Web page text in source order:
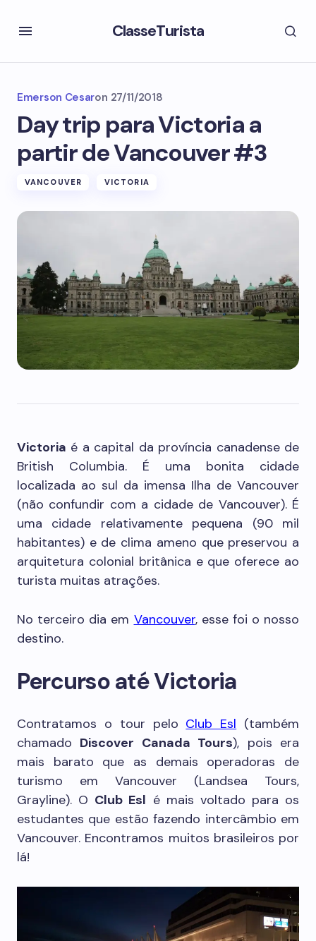
ClasseTurista
Emerson Cesaron 27/11/2018
Day trip para Victoria a
partir de Vancouver #3
VANCOUVER VICTORIA
Victoria é a capital da província canadense de
British Columbia. É uma bonita cidade
localizada ao sul da imensa Ilha de Vancouver
(não confundir com a cidade de Vancouver). É
uma cidade relativamente pequena (90 mil
habitantes) e de clima ameno que preservou a
arquitetura colonial britânica e que oferece ao
turista muitas atrações.
No terceiro dia em Vancouver, esse foi o nosso
destino.
Percurso até Victoria
Contratamos o tour pelo Club Esl (também
chamado Discover Canada Tours), pois era
mais barato que as demais operadoras de
turismo em Vancouver (Landsea Tours,
Grayline). O Club Esl é mais voltado para os
estudantes que estão fazendo intercâmbio em
Vancouver. Encontramos muitos brasileiros por
lá!